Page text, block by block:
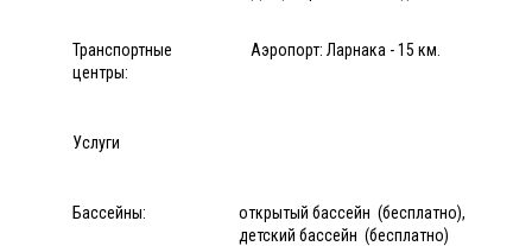
Транспортные
центры:
Аэропорт: Ларнака - 15 км.
Услуги
Бассейны:
открытый бассейн (бесплатно),
детский бассейн (бесплатно)